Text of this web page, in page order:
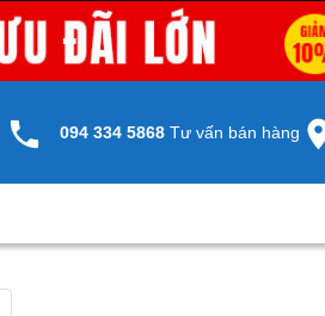
094 334 5868 Tư vấn bán hàng